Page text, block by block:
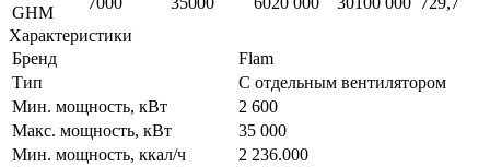
GHM
Характеристики
Бренд
Flam
Тип
С отдельным вентилятором
Мин. мощность, кВт
2 600
Макс. мощность, кВт
35 000
Мин. мощность, ккал/ч
2 236.000